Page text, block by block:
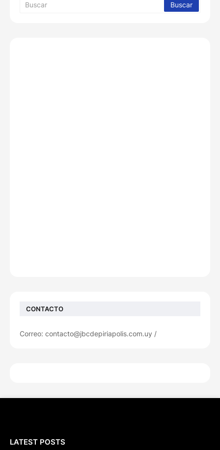
CONTACTO
Correo: contacto@jbcdepiriapolis.com.uy /
LATEST POSTS